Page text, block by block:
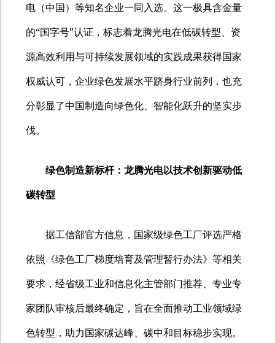
电（中国）等知名企业一同入选。这一极具含金量
的“国字号”认证，标志着龙腾光电在低碳转型、资
源高效利用与可持续发展领域的实践成果获得国家
权威认可，企业绿色发展水平跻身行业前列，也充
分彰显了中国制造向绿色化、智能化跃升的坚实步
伐。
绿色制造新标杆：龙腾光电以技术创新驱动低
碳转型
据工信部官方信息，国家级绿色工厂评选严格
依照《绿色工厂梯度培育及管理暂行办法》等相关
要求，经省级工业和信息化主管部门推荐、专业专
家团队审核后最终确定，旨在全面推动工业领域绿
色转型，助力国家碳达峰、碳中和目标稳步实现。